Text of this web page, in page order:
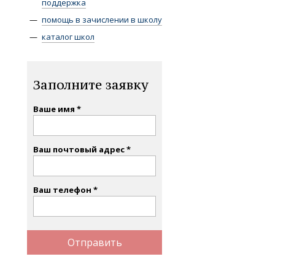
поддержка
помощь в зачислении в школу
каталог школ
Заполните заявку
Ваше имя
Ваш почтовый адрес
Ваш телефон
Отправить